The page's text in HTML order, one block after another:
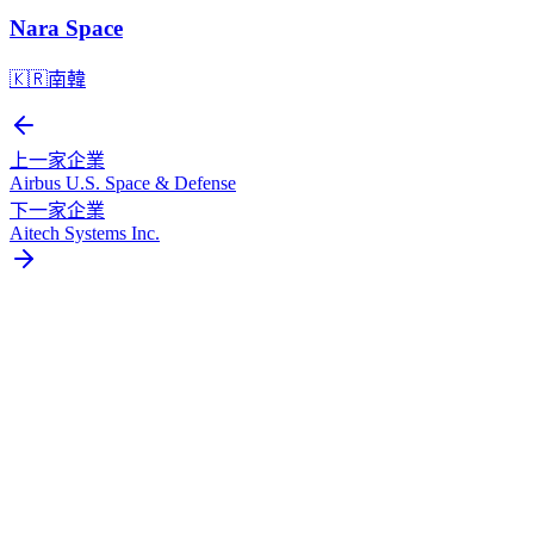
Nara Space
🇰🇷南韓
上一家企業
Airbus U.S. Space & Defense
下一家企業
Aitech Systems Inc.